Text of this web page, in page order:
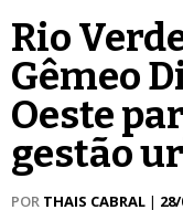
Rio
Gêmeo
Oeste
gestão
POR THAIS CABRAL |